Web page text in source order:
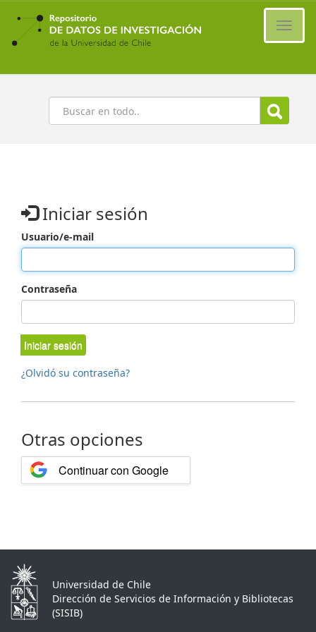
Ir
contenido
principal
Buscar
Iniciar sesión
Usuario/e-mail
Contraseña
Iniciar sesión
¿Olvidó su contraseña?
Otras opciones
Continuar con Google
Universidad de Chile
Dirección de Servicios de Información y Bibliotecas
(SISIB)